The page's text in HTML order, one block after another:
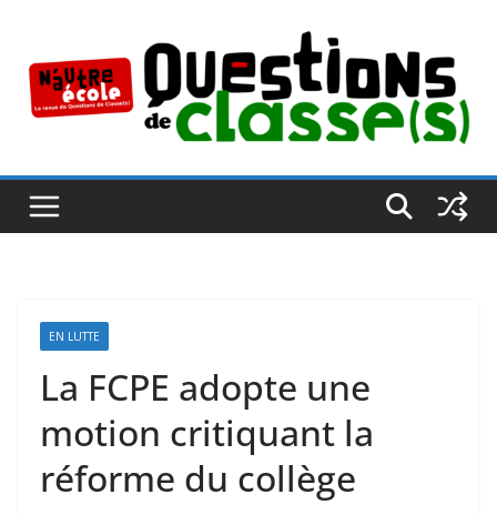
contenu
EN LUTTE
La FCPE adopte une
motion critiquant la
réforme du collège